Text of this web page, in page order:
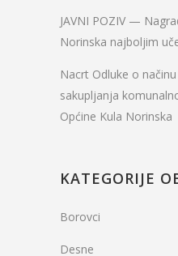
JAVNI POZIV —
Norinska najboljim
Nacrt Odluke o
sakupljanja
Općine Kula Norinska
KATEGORIJE
Borovci
Desne